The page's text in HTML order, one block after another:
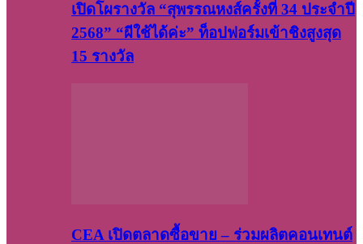
เปิดโผรางวัล “สุพรรณหงส์ครั้งที่ 34 ประจำปี
2568” “ผีใช้ได้ค่ะ” ท็อปฟอร์มเข้าชิงสูงสุด
15 รางวัล
CEA เปิดตลาดซื้อขาย – ร่วมผลิตคอนเทนต์